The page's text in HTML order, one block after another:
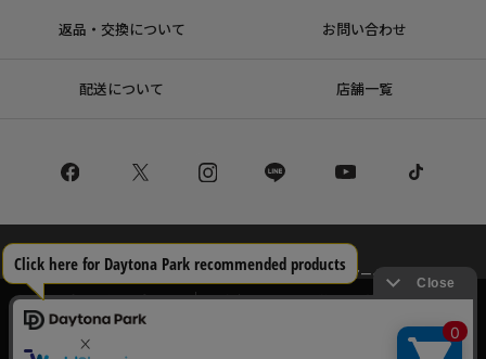
返品・交換について お問い合わせ
配送について 店舗一覧
コーポレートサイト リクルート
サステナブルマークについて
プライバシーポリシー
特定商取引法・古物営業法に基づく表記
当サイトでは利用体験の向上およびコンテンツの最適な提供、トラフィック
の分析を目的としてCookieを使用しています。